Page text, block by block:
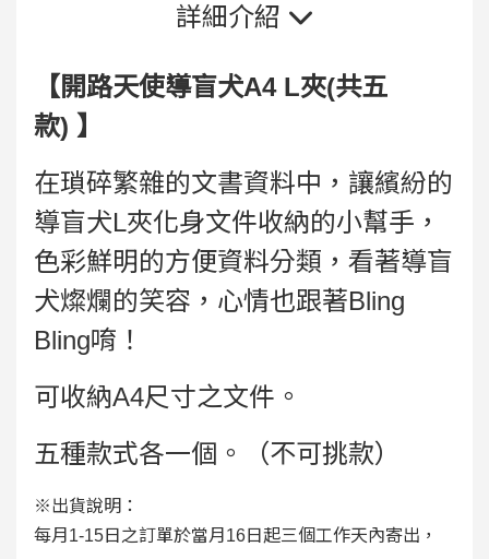
詳細介紹
【開路天使導盲犬A4 L夾(共五
款) 】
在瑣碎繁雜的文書資料中，讓繽紛的
導盲犬L夾化身文件收納的小幫手，
色彩鮮明的方便資料分類，看著導盲
犬燦爛的笑容，心情也跟著Bling
Bling唷！
可收納A4尺寸之文件。
五種款式各一個。（不可挑款）
※出貨說明：
每月1-15日之訂單於當月16日起三個工作天內寄出，